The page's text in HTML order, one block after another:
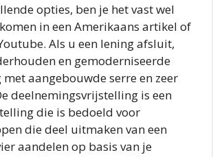
opties, ben je het vast wel
in een Amerikaans artikel of
Als u een lening afsluit,
en gemoderniseerde
aangebouwde serre en zeer
deelnemingsvrijstelling is een
die is bedoeld voor
die deel uitmaken van een
aandelen op basis van je